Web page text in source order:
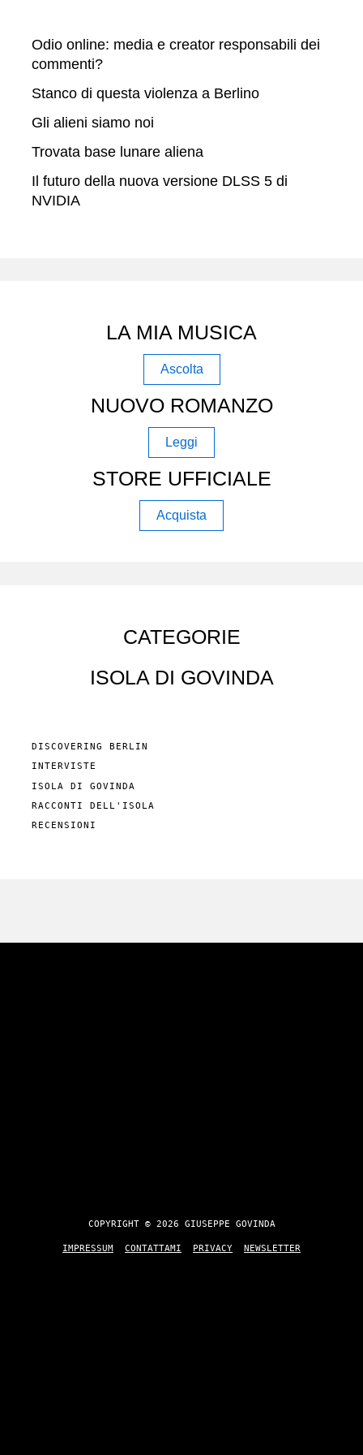
Odio online: media e creator responsabili dei
commenti?
Stanco di questa violenza a Berlino
Gli alieni siamo noi
Trovata base lunare aliena
Il futuro della nuova versione DLSS 5 di
NVIDIA
LA MIA MUSICA
Ascolta
NUOVO ROMANZO
Leggi
STORE UFFICIALE
Acquista
CATEGORIE
ISOLA DI GOVINDA
DISCOVERING BERLIN
INTERVISTE
ISOLA DI GOVINDA
RACCONTI DELL'ISOLA
RECENSIONI
COPYRIGHT © 2026 GIUSEPPE GOVINDA
IMPRESSUM CONTATTAMI PRIVACY NEWSLETTER